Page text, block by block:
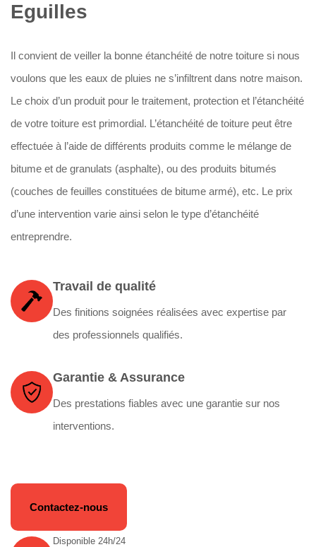
Eguilles
Il convient de veiller la bonne étanchéité de notre toiture si nous
voulons que les eaux de pluies ne s’infiltrent dans notre maison.
Le choix d’un produit pour le traitement, protection et l’étanchéité
de votre toiture est primordial. L’étanchéité de toiture peut être
effectuée à l’aide de différents produits comme le mélange de
bitume et de granulats (asphalte), ou des produits bitumés
(couches de feuilles constituées de bitume armé), etc. Le prix
d’une intervention varie ainsi selon le type d’étanchéité
entreprendre.
Travail de qualité
Des finitions soignées réalisées avec expertise par
des professionnels qualifiés.
Garantie & Assurance
Des prestations fiables avec une garantie sur nos
interventions.
Contactez-nous
Disponible 24h/24